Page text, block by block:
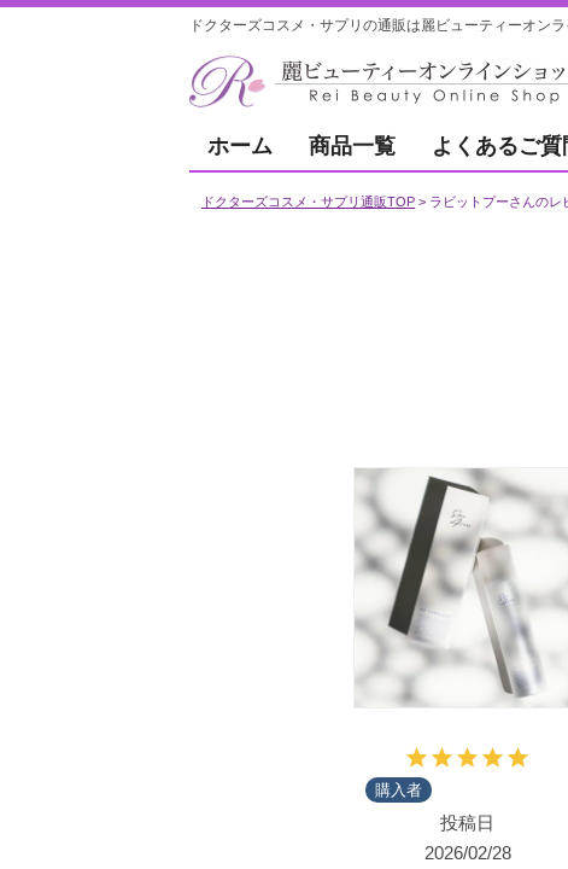
ドクターズコスメ・サプリの通販は麗ビューティーオン
ホーム 商品一覧 よくあるご質
ドクターズコスメ・サプリ通販TOP ラビットプーさんのレ
購入者
投稿日
2026/02/28